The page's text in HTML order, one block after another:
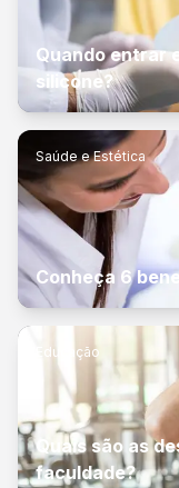
Quando entrar
silicone?
Saúde e Estética
Conheça 6
Educação
Quais são as
faculdade?